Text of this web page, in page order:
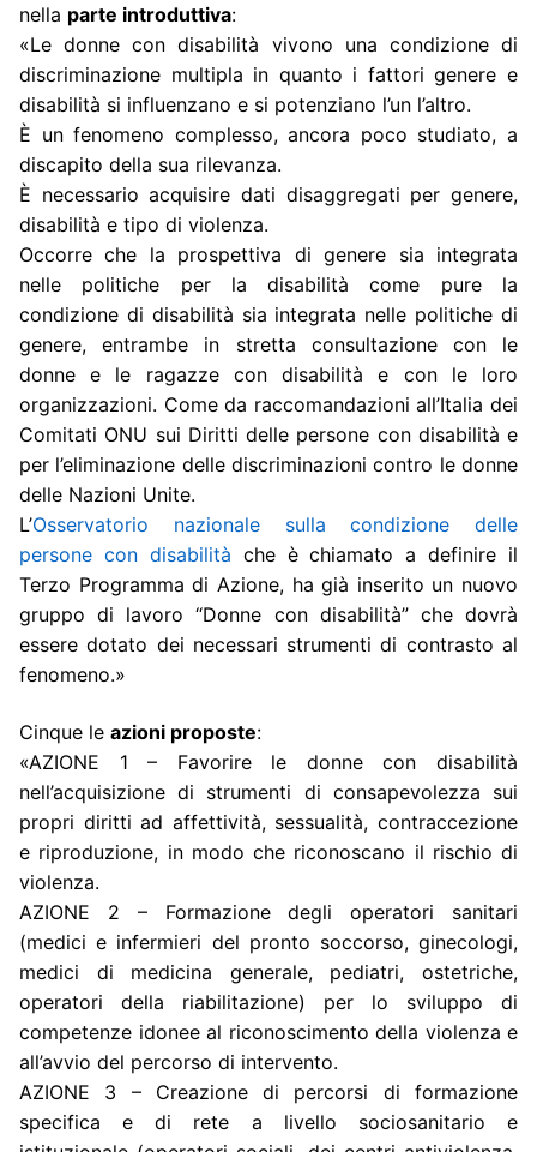
nella parte introduttiva:
«Le donne con disabilità vivono una condizione di
discriminazione multipla in quanto i fattori genere e
disabilità si influenzano e si potenziano l’un l’altro.
È un fenomeno complesso, ancora poco studiato, a
discapito della sua rilevanza.
È necessario acquisire dati disaggregati per genere,
disabilità e tipo di violenza.
Occorre che la prospettiva di genere sia integrata
nelle politiche per la disabilità come pure la
condizione di disabilità sia integrata nelle politiche di
genere, entrambe in stretta consultazione con le
donne e le ragazze con disabilità e con le loro
organizzazioni. Come da raccomandazioni all’Italia dei
Comitati ONU sui Diritti delle persone con disabilità e
per l’eliminazione delle discriminazioni contro le donne
delle Nazioni Unite.
L’Osservatorio nazionale sulla condizione delle
persone con disabilità che è chiamato a definire il
Terzo Programma di Azione, ha già inserito un nuovo
gruppo di lavoro “Donne con disabilità” che dovrà
essere dotato dei necessari strumenti di contrasto al
fenomeno.»
Cinque le azioni proposte:
«AZIONE 1 – Favorire le donne con disabilità
nell’acquisizione di strumenti di consapevolezza sui
propri diritti ad affettività, sessualità, contraccezione
e riproduzione, in modo che riconoscano il rischio di
violenza.
AZIONE 2 – Formazione degli operatori sanitari
(medici e infermieri del pronto soccorso, ginecologi,
medici di medicina generale, pediatri, ostetriche,
operatori della riabilitazione) per lo sviluppo di
competenze idonee al riconoscimento della violenza e
all’avvio del percorso di intervento.
AZIONE 3 – Creazione di percorsi di formazione
specifica e di rete a livello sociosanitario e